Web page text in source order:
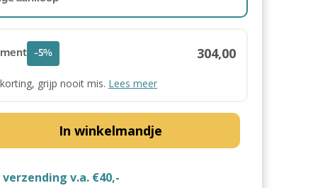
-5% 304,00
grijp nooit mis. Lees meer
In winkelmandje
v.a. €40,-